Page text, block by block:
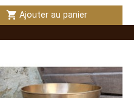
shopping_cart Ajouter au panier